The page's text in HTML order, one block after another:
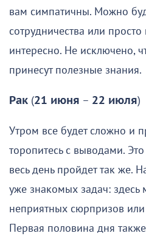
вам симпатичны. Можно
сотрудничества или
интересно. Не исключено,
принесут полезные знания.
Рак (21 июня – 22 июля)
Утром все будет сложно и
торопитесь с выводами.
весь день пройдет так же.
уже знакомых задач: здесь
неприятных сюрпризов
Первая половина дня